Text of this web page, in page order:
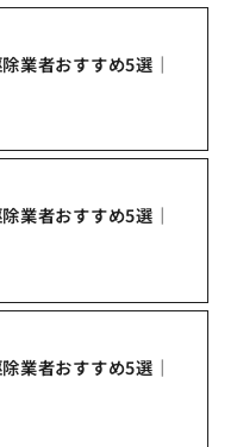
業者おすすめ5選｜
業者おすすめ5選｜
業者おすすめ5選｜